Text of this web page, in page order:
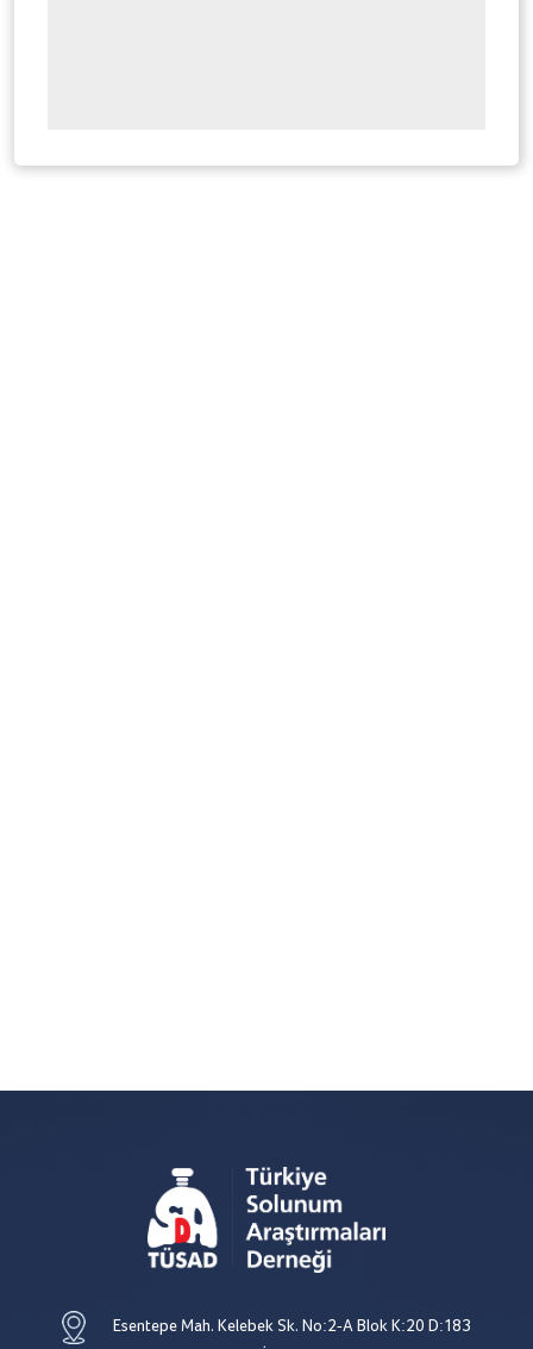
Esentepe Mah. Kelebek Sk. No:2-A Blok K:20 D:183